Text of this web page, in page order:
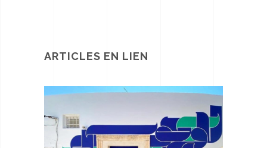
ARTICLES EN LIEN